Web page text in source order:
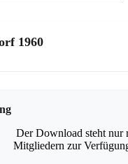
1960
Der Download steht nur
Mitgliedern zur